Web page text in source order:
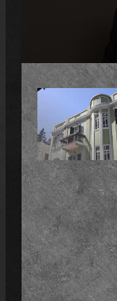
Para
totalmente
Gad